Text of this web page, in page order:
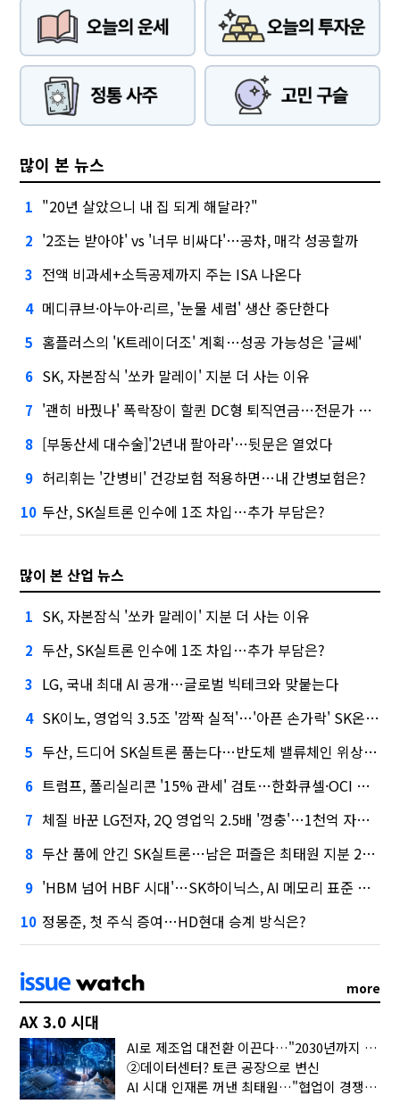
많이 본 뉴스
1 "20년 살았으니 내 집 되게 해달라?"
2 '2조는 받아야' vs '너무 비싸다'…공차, 매각 성공할까
3 전액 비과세+소득공제까지 주는 ISA 나온다
4 메디큐브·아누아·리르, '눈물 세럼' 생산 중단한다
5 홈플러스의 'K트레이더조' 계획…성공 가능성은 '글쎄'
6 SK, 자본잠식 '쏘카 말레이' 지분 더 사는 이유
7 '괜히 바꿨나' 폭락장이 할퀸 DC형 퇴직연금…전문가 조언은
8 [부동산세 대수술]'2년내 팔아라'…뒷문은 열었다
9 허리휘는 '간병비' 건강보험 적용하면…내 간병보험은?
10 두산, SK실트론 인수에 1조 차입…추가 부담은?
많이 본 산업 뉴스
1 SK, 자본잠식 '쏘카 말레이' 지분 더 사는 이유
2 두산, SK실트론 인수에 1조 차입…추가 부담은?
3 LG, 국내 최대 AI 공개…글로벌 빅테크와 맞붙는다
4 SK이노, 영업익 3.5조 '깜짝 실적'…'아픈 손가락' SK온의 반전
5 두산, 드디어 SK실트론 품는다…반도체 밸류체인 위상 강화
6 트럼프, 폴리실리콘 '15% 관세' 검토…한화큐셀·OCI 영향은?
7 체질 바꾼 LG전자, 2Q 영업익 2.5배 '껑충'…1천억 자사주 태운다
8 두산 품에 안긴 SK실트론…남은 퍼즐은 최태원 지분 29.4%
9 'HBM 넘어 HBF 시대'…SK하이닉스, AI 메모리 표준 선점 나섰다
10 정몽준, 첫 주식 증여…HD현대 승계 방식은?
more
AX 3.0 시대
AI로 제조업 대전환 이끈다…"2030년까지 민관합동 20조 투자"
②데이터센터? 토큰 공장으로 변신
AI 시대 인재론 꺼낸 최태원…"협업이 경쟁력"